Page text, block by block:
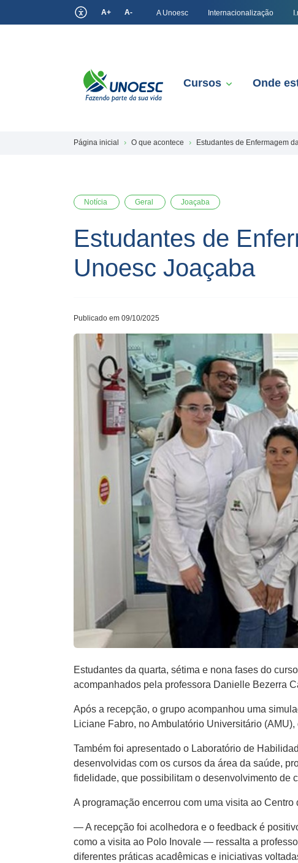
A+ A- A Unoesc Internacionalização
Cursos Onde
Página inicial O que acontece Estudantes de Enfermagem
Notícia Geral Joaçaba
Estudantes de
Unoesc Joaçaba
Publicado em 09/10/2025
Estudantes da quarta, sétima e nona fases do
acompanhados pela professora Danielle Bezerra
Após a recepção, o grupo acompanhou uma
Liciane Fabro, no Ambulatório Universitário
Também foi apresentado o Laboratório de
desenvolvidas com os cursos da área da saúde,
fidelidade, que possibilitam o desenvolvimento de
A programação encerrou com uma visita ao
— A recepção foi acolhedora e o feedback é
como a visita ao Polo Inovale — ressalta a
diferentes práticas acadêmicas e iniciativas